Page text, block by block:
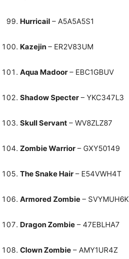
Hurricail – A5A5A5S1
Kazejin – ER2V83UM
Aqua Madoor – EBC1GBUV
Shadow Specter – YKC347L3
Skull Servant – WV8ZLZ87
Zombie Warrior – GXY50149
The Snake Hair – E54VWH4T
Armored Zombie – SVYMUH6K
Dragon Zombie – 47EBLHA7
Clown Zombie – AMY1UR4Z